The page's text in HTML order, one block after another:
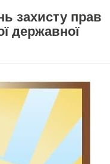
захисту прав
державної